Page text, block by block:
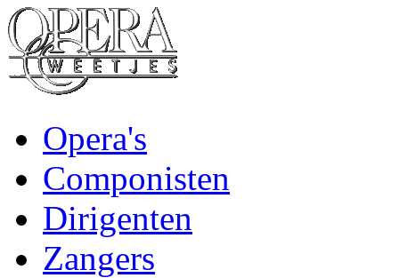
Opera's
Componisten
Dirigenten
Zangers